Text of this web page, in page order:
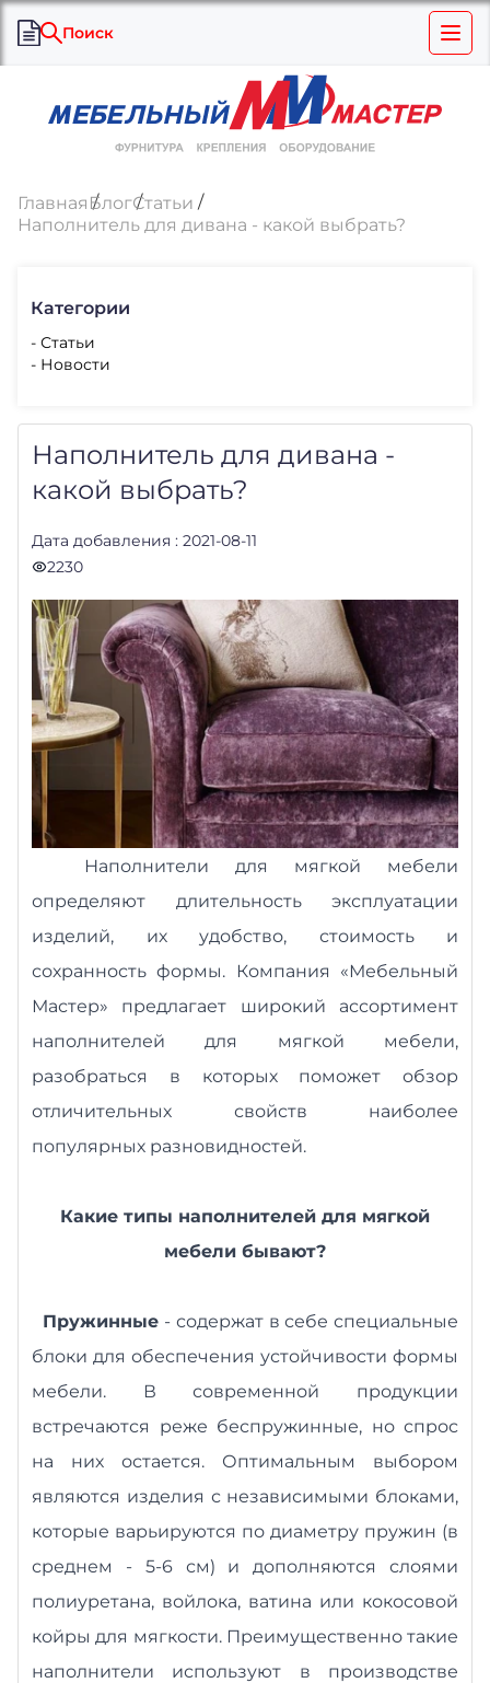
Поиск
Главная БлогСтатьи
Наполнитель для дивана - какой выбрать?
Категории
- Статьи
- Новости
Наполнитель для дивана -
какой выбрать?
Дата добавления : 2021-08-11
2230
Наполнители для мягкой мебели
определяют длительность эксплуатации
изделий, их удобство, стоимость и
сохранность формы. Компания «Мебельный
Мастер» предлагает широкий ассортимент
наполнителей для мягкой мебели,
разобраться в которых поможет обзор
отличительных свойств наиболее
популярных разновидностей.
Какие типы наполнителей для мягкой
мебели бывают?
Пружинные - содержат в себе специальные
блоки для обеспечения устойчивости формы
мебели. В современной продукции
встречаются реже беспружинные, но спрос
на них остается. Оптимальным выбором
являются изделия с независимыми блоками,
которые варьируются по диаметру пружин (в
среднем - 5-6 см) и дополняются слоями
полиуретана, войлока, ватина или кокосовой
койры для мягкости. Преимущественно такие
наполнители используют в производстве